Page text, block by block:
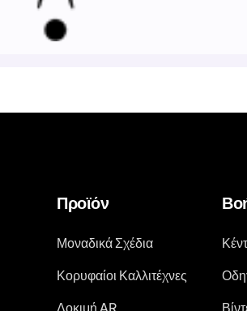
Προϊόν
Μοναδικά Σχέδια
Κορυφαίοι Καλλιτέχνες
Δοκιμή AR